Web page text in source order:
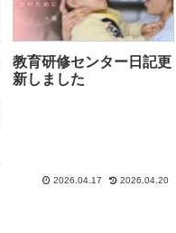
教育研修センター日記更
新しました
2026.04.17 2026.04.20